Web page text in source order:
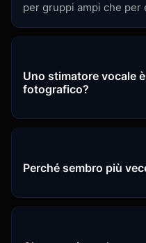
per gruppi ampi che per
Uno stimatore vocale
fotografico?
Perché sembro più